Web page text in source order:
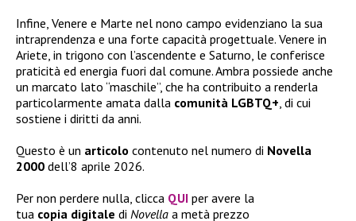
Infine, Venere e Marte nel nono campo evidenziano la sua
intraprendenza e una forte capacità progettuale. Venere in
Ariete, in trigono con l’ascendente e Saturno, le conferisce
praticità ed energia fuori dal comune. Ambra possiede anche
un marcato lato “maschile”, che ha contribuito a renderla
particolarmente amata dalla comunità LGBTQ+ , di cui
sostiene i diritti da anni.
Questo è un articolo contenuto nel numero di Novella
2000 dell’8 aprile 2026.
Per non perdere nulla, clicca QUI per avere la
tua copia digitale di Novella a metà prezzo